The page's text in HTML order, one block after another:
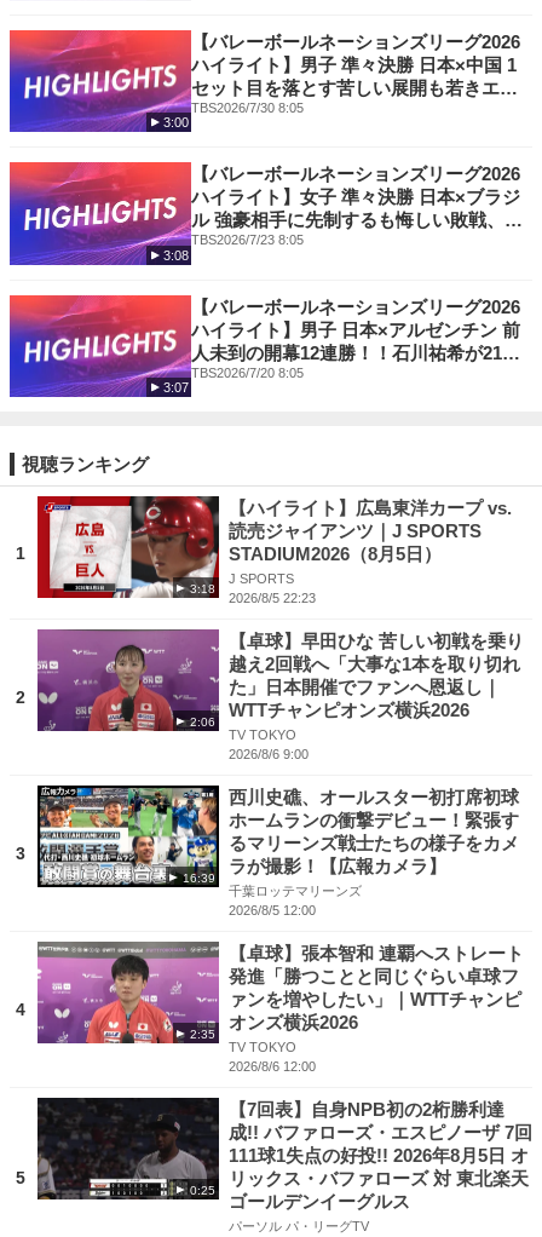
3:00
【バレーボールネーションズリーグ2026
ハイライト】男子 準々決勝 日本×中国 1
セット目を落とす苦しい展開も若きエー
ス髙橋藍が両チーム最多21得点の大活躍
TBS2026/7/30 8:05
3:08
【バレーボールネーションズリーグ2026
ハイライト】女子 準々決勝 日本×ブラジ
ル 強豪相手に先制するも悔しい敗戦、惜
しくも4強入りを逃したが世界ランク2位
TBS2026/7/23 8:05
3:07
【バレーボールネーションズリーグ2026
ハイライト】男子 日本×アルゼンチン 前
人未到の開幕12連勝！！石川祐希が21得
点で快勝！目指すはメダル獲得、次は中
TBS2026/7/20 8:05
視聴ランキング
1
3:18
【ハイライト】広島東洋カープ vs.
読売ジャイアンツ｜J SPORTS
STADIUM2026（8月5日）
J SPORTS
2026/8/5 22:23
2
2:06
【卓球】早田ひな 苦しい初戦を乗り
越え2回戦へ「大事な1本を取り切れ
た」日本開催でファンへ恩返し｜
WTTチャンピオンズ横浜2026
TV TOKYO
2026/8/6 9:00
3
16:39
西川史礁、オールスター初打席初球
ホームランの衝撃デビュー！緊張す
るマリーンズ戦士たちの様子をカメ
ラが撮影！【広報カメラ】
千葉ロッテマリーンズ
2026/8/5 12:00
4
2:35
【卓球】張本智和 連覇へストレート
発進「勝つことと同じぐらい卓球フ
ァンを増やしたい」｜WTTチャンピ
オンズ横浜2026
TV TOKYO
2026/8/6 12:00
5
0:25
【7回表】自身NPB初の2桁勝利達
成!! バファローズ・エスピノーザ 7回
111球1失点の好投!! 2026年8月5日 オ
リックス・バファローズ 対 東北楽天
ゴールデンイーグルス
パーソル パ・リーグTV